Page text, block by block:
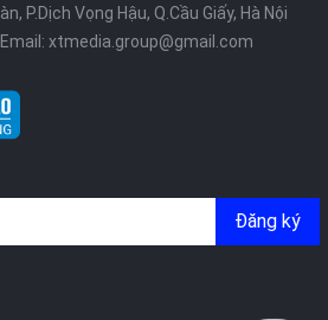
P.Dịch Vọng Hậu, Q.Cầu Giấy, Hà Nội
xtmedia.group@gmail.com
Đăng ký